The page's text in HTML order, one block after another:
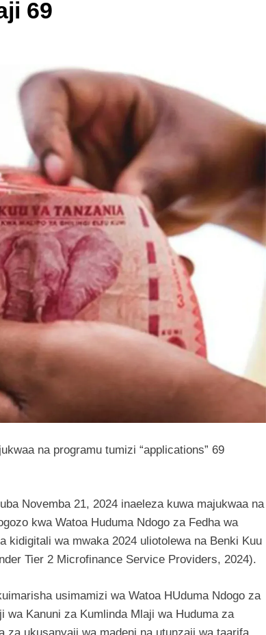
69
na programu tumizi “applications” 69
Novemba 21, 2024 inaeleza kuwa majukwaa na
kwa Watoa Huduma Ndogo za Fedha wa
kidigitali wa mwaka 2024 uliotolewa na Benki Kuu
Tier 2 Microfinance Service Providers, 2024).
usimamizi wa Watoa HUduma Ndogo za
Kanuni za Kumlinda Mlaji wa Huduma za